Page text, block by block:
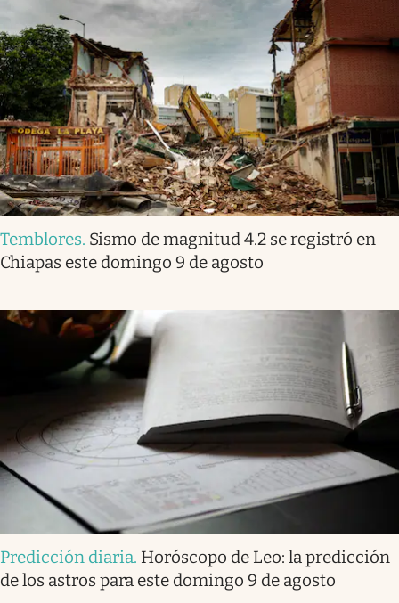
Temblores. Sismo de magnitud 4.2 se registró en
Chiapas este domingo 9 de agosto
Predicción diaria. Horóscopo de Leo: la predicción
de los astros para este domingo 9 de agosto